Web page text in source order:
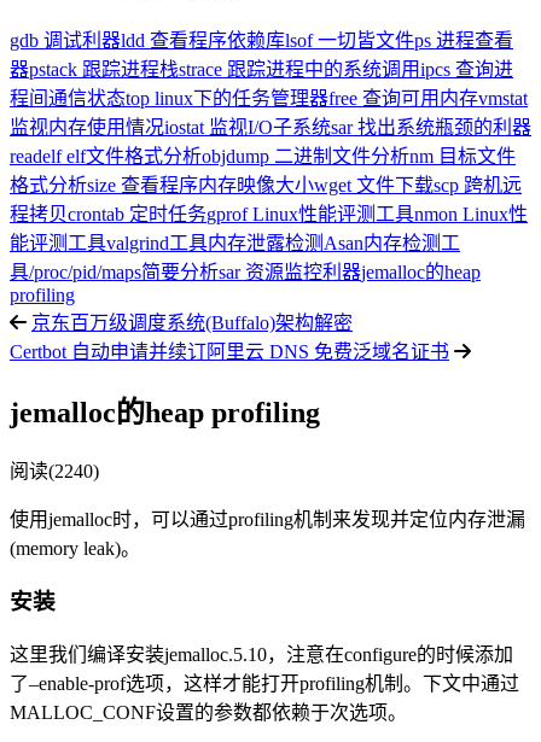
gdb 调试利器ldd 查看程序依赖库lsof 一切皆文件ps 进程查看
器pstack 跟踪进程栈strace 跟踪进程中的系统调用ipcs 查询进
程间通信状态top linux下的任务管理器free 查询可用内存vmstat
监视内存使用情况iostat 监视I/O子系统sar 找出系统瓶颈的利器
readelf elf文件格式分析objdump 二进制文件分析nm 目标文件
格式分析size 查看程序内存映像大小wget 文件下载scp 跨机远
程拷贝crontab 定时任务gprof Linux性能评测工具nmon Linux性
能评测工具valgrind工具内存泄露检测 Asan内存检测工
具/proc/pid/maps简要分析sar 资源监控利器jemalloc的heap
profiling
京东百万级调度系统(Buffalo)架构解密
Certbot 自动申请并续订阿里云 DNS 免费泛域名证书
jemalloc的heap profiling
阅读(2240)
使用jemalloc时，可以通过profiling机制来发现并定位内存泄漏
(memory leak)。
安装
这里我们编译安装jemalloc.5.10，注意在configure的时候添加
了–enable-prof选项，这样才能打开profiling机制。下文中通过
MALLOC_CONF设置的参数都依赖于次选项。